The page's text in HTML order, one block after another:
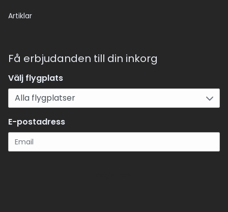
Artiklar
Få erbjudanden till din inkorg
Välj flygplats
E-postadress